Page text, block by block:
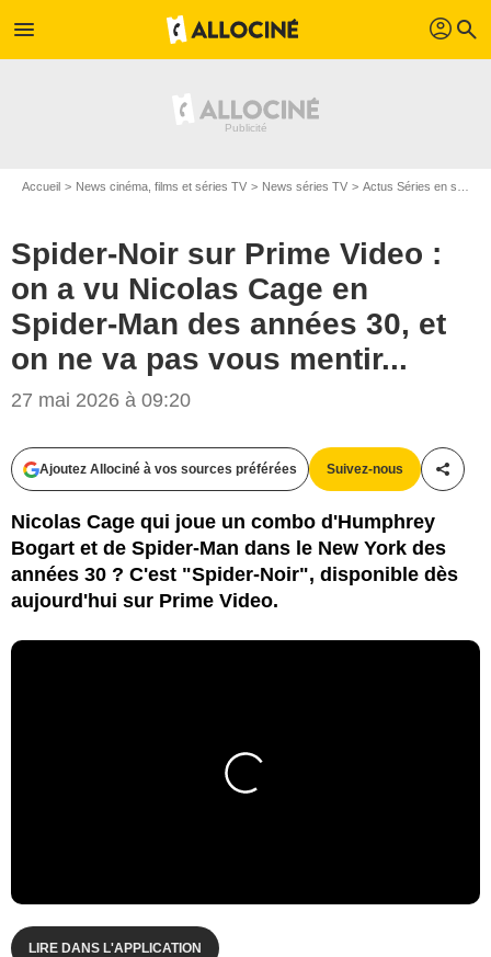
menu profil search
Accueil News cinéma, films et séries TV News séries TV Actus Séries en streaming
Spider-Noir sur Prime Video :
on a vu Nicolas Cage en
Spider-Man des années 30, et
on ne va pas vous mentir...
27 mai 2026 à 09:20
Ajoutez Allociné à vos sources préférées Suivez-nous
Nicolas Cage qui joue un combo d'Humphrey
Bogart et de Spider-Man dans le New York des
années 30 ? C'est "Spider-Noir", disponible dès
aujourd'hui sur Prime Video.
LIRE DANS L'APPLICATION